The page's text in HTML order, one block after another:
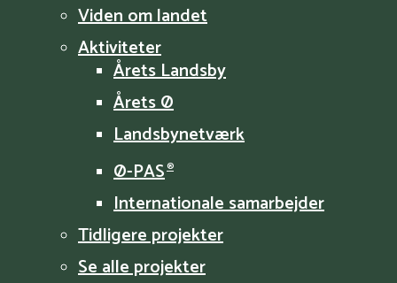
Viden om landet
Aktiviteter
Årets Landsby
Årets Ø
Landsbynetværk
Ø-PAS®
Internationale samarbejder
Tidligere projekter
Se alle projekter